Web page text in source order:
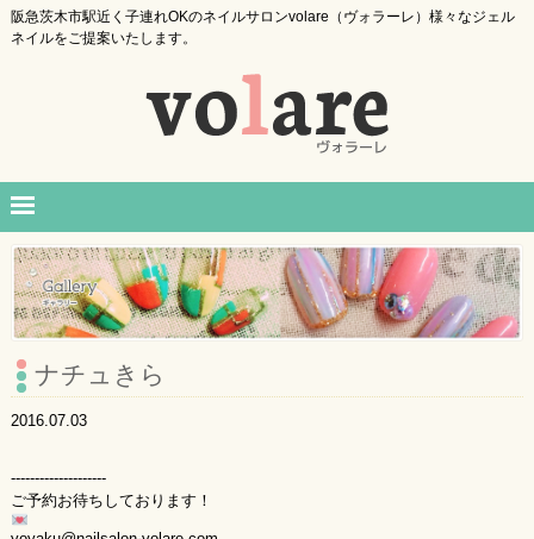
阪急茨木市駅近く子連れOKのネイルサロンvolare（ヴォラーレ）様々なジェル
ネイルをご提案いたします。
ナチュきら
2016.07.03
--------------------
ご予約お待ちしております！